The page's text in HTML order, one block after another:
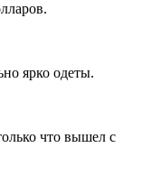
ярко одеты.
что вышел с